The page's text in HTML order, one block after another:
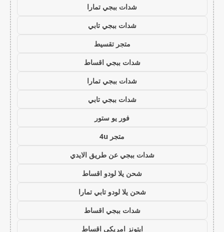
شدات ببجي تمارا
شدات ببجي تابي
متجر تقسيط
شدات ببجي اقساط
شدات ببجي تمارا
شدات ببجي تابي
فور يو ستور
متجر 4u
شدات ببجي عن طريق الايدي
شحن يلا لودو اقساط
شحن يلا لودو تابي تمارا
شدات ببجي اقساط
ايتونز امريكي اقساط